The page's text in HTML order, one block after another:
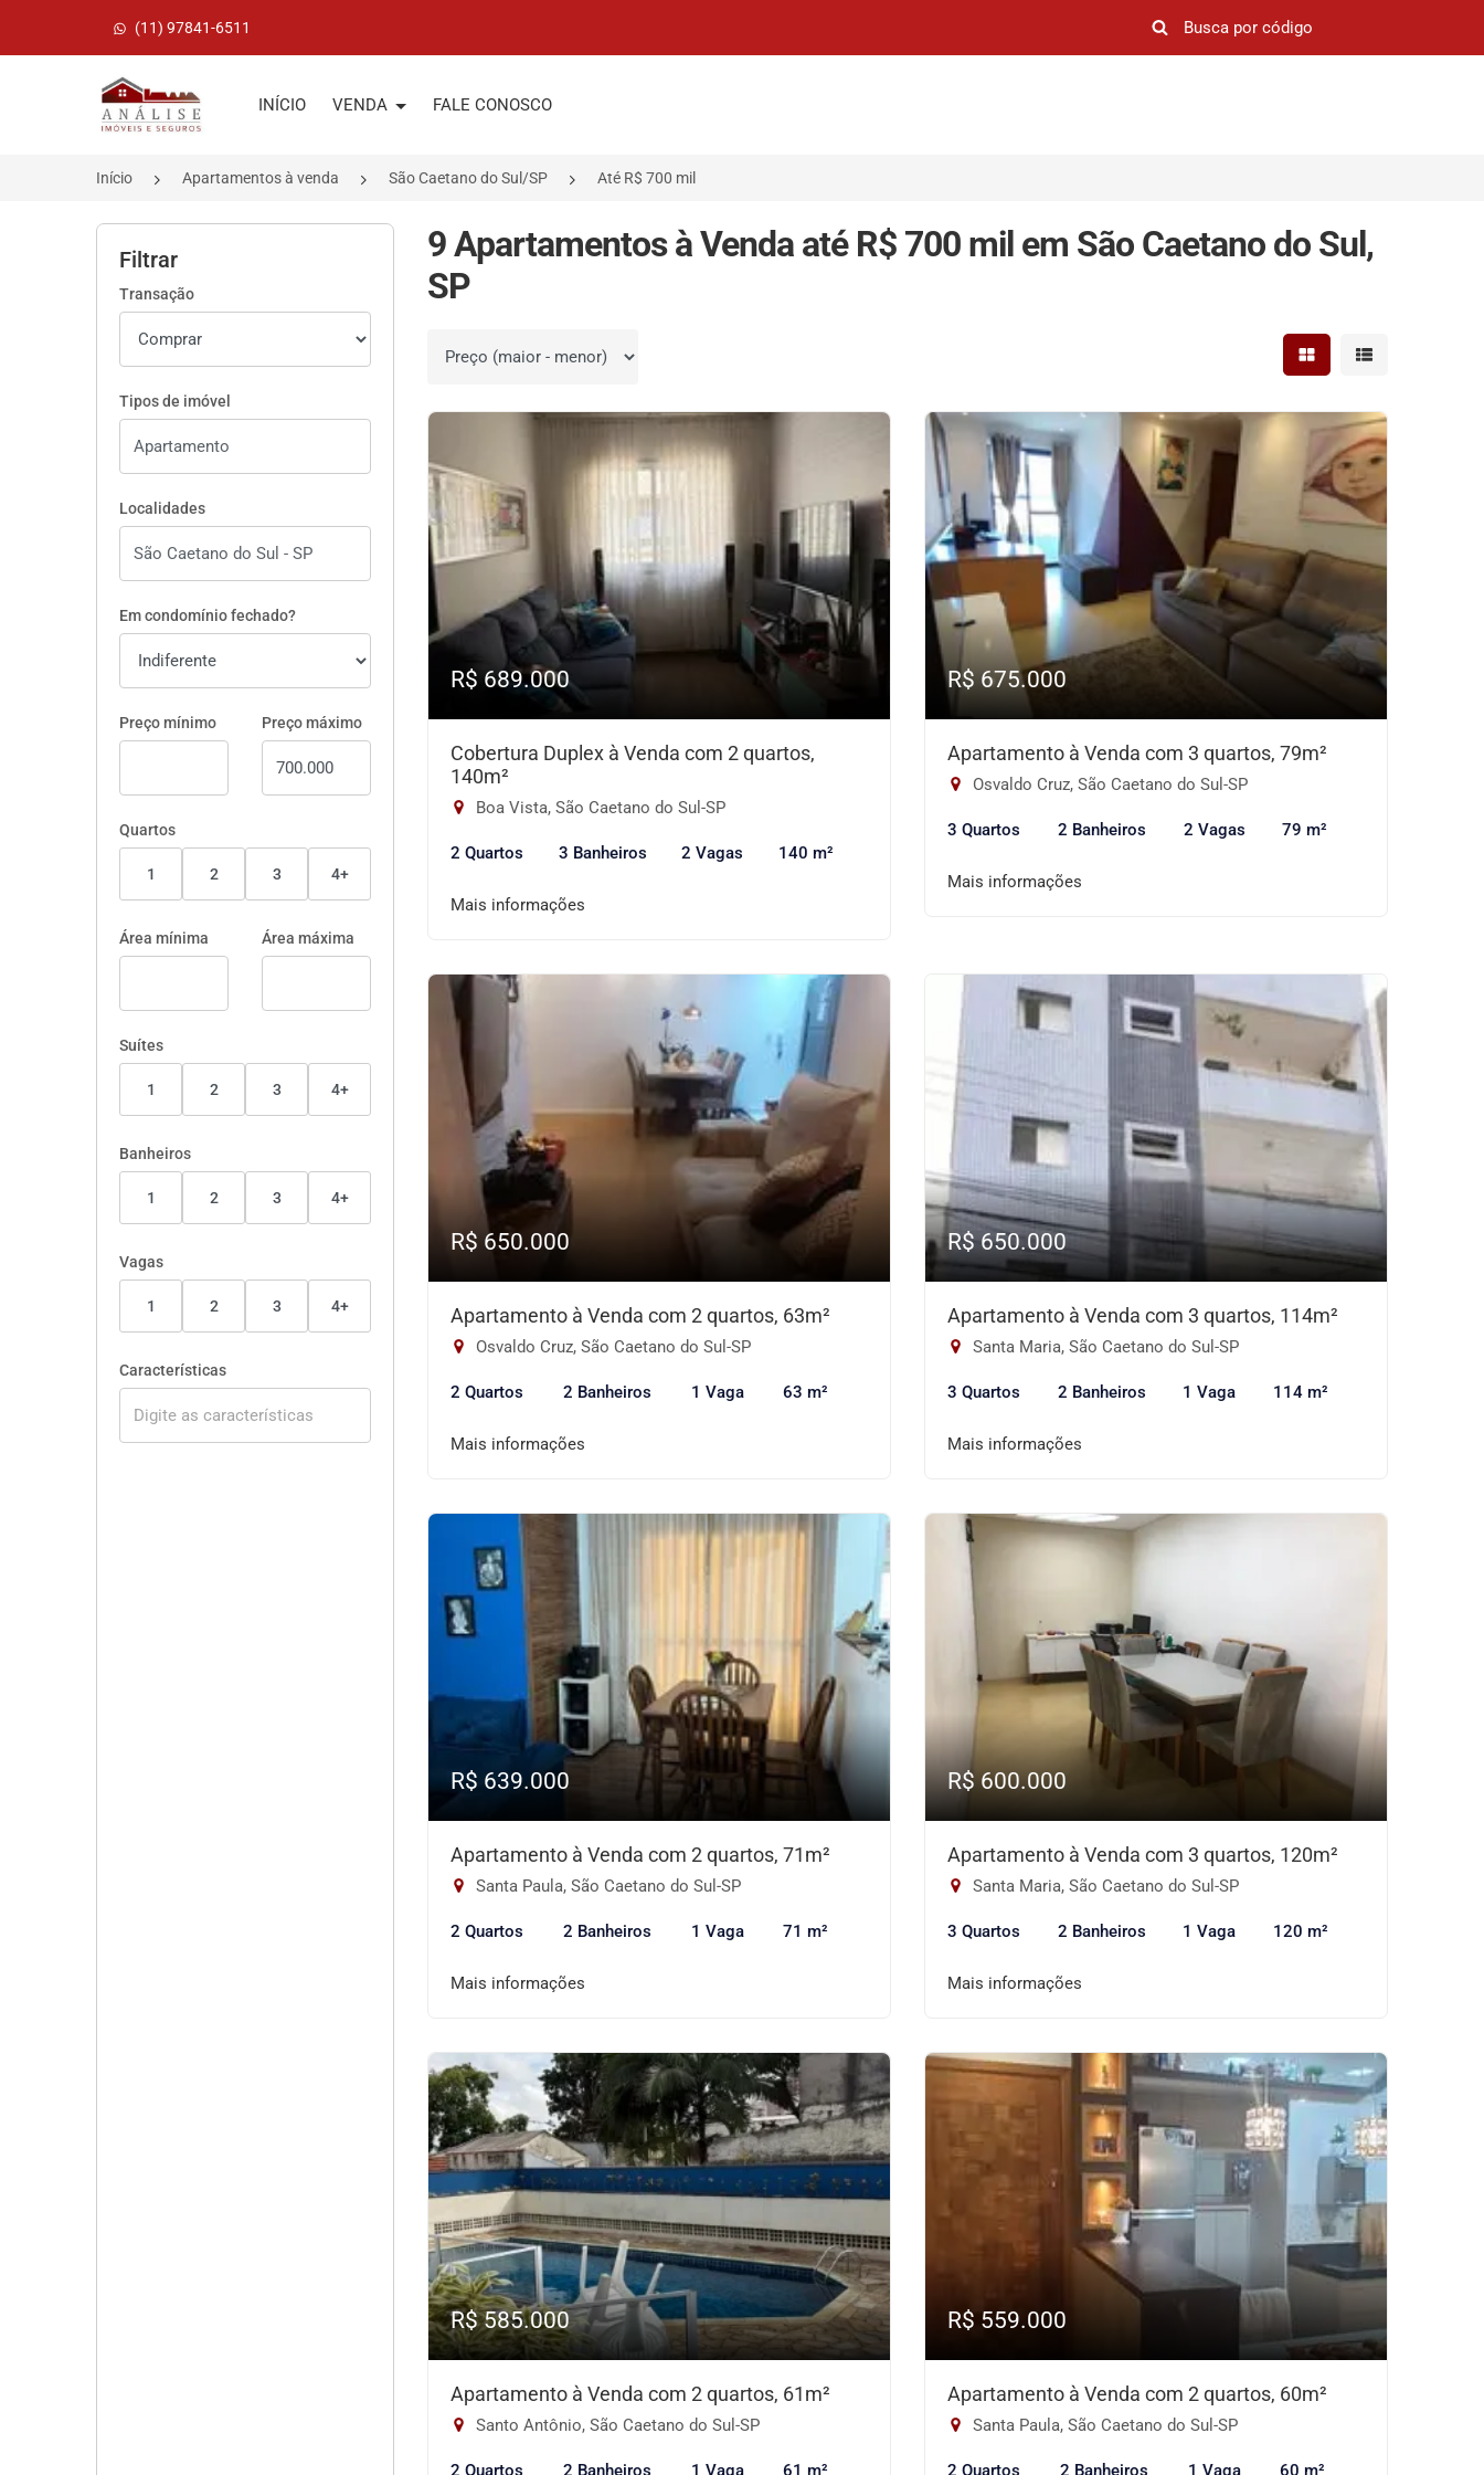
(11) 97841-6511
Página inicial
INÍCIO VENDA FALE CONOSCO
Início Apartamentos à venda São Caetano do Sul/SP Até R$ 700 mil
Filtrar
Transação
Tipos de imóvel
Localidades
Em condomínio fechado?
Preço mínimo Preço máximo
Quartos
1 2 3 4+
Área mínima Área máxima
Suítes
1 2 3 4+
Banheiros
1 2 3 4+
Vagas
1 2 3 4+
Características
9 Apartamentos à Venda até R$ 700 mil em São Caetano do Sul,
SP
Ordenar por Mostrar resultados em
Mostrar
R$ 689.000
Cobertura Duplex à Venda com 2 quartos,
140m²
Boa Vista, São Caetano do Sul-SP
2 Quartos 3 Banheiros 2 Vagas 140 m²
Mais informações
R$ 675.000
Apartamento à Venda com 3 quartos, 79m²
Osvaldo Cruz, São Caetano do Sul-SP
3 Quartos 2 Banheiros 2 Vagas 79 m²
Mais informações
R$ 650.000
Apartamento à Venda com 2 quartos, 63m²
Osvaldo Cruz, São Caetano do Sul-SP
2 Quartos 2 Banheiros 1 Vaga 63 m²
Mais informações
R$ 650.000
Apartamento à Venda com 3 quartos, 114m²
Santa Maria, São Caetano do Sul-SP
3 Quartos 2 Banheiros 1 Vaga 114 m²
Mais informações
R$ 639.000
Apartamento à Venda com 2 quartos, 71m²
Santa Paula, São Caetano do Sul-SP
2 Quartos 2 Banheiros 1 Vaga 71 m²
Mais informações
R$ 600.000
Apartamento à Venda com 3 quartos, 120m²
Santa Maria, São Caetano do Sul-SP
3 Quartos 2 Banheiros 1 Vaga 120 m²
Mais informações
R$ 585.000
Apartamento à Venda com 2 quartos, 61m²
Santo Antônio, São Caetano do Sul-SP
2 Quartos 2 Banheiros 1 Vaga 61 m²
R$ 559.000
Apartamento à Venda com 2 quartos, 60m²
Santa Paula, São Caetano do Sul-SP
2 Quartos 2 Banheiros 1 Vaga 60 m²